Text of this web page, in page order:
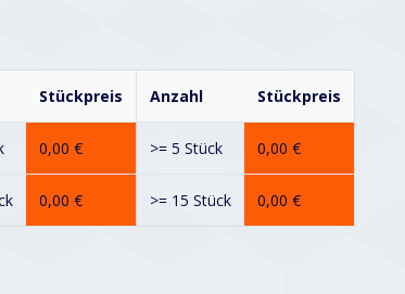
Stückpreis Anzahl Stückpreis
0,00 € >= 5 Stück 0,00 €
0,00 € >= 15 Stück 0,00 €